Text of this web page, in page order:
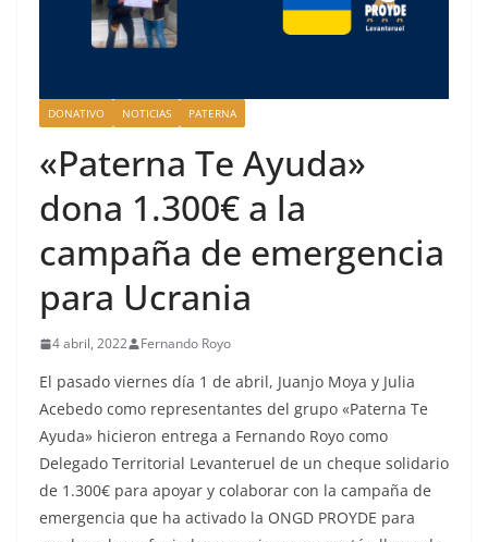
DONATIVO NOTICIAS PATERNA
«Paterna Te Ayuda»
dona 1.300€ a la
campaña de emergencia
para Ucrania
4 abril, 2022 Fernando Royo
El pasado viernes día 1 de abril, Juanjo Moya y Julia
Acebedo como representantes del grupo «Paterna Te
Ayuda» hicieron entrega a Fernando Royo como
Delegado Territorial Levanteruel de un cheque solidario
de 1.300€ para apoyar y colaborar con la campaña de
emergencia que ha activado la ONGD PROYDE para